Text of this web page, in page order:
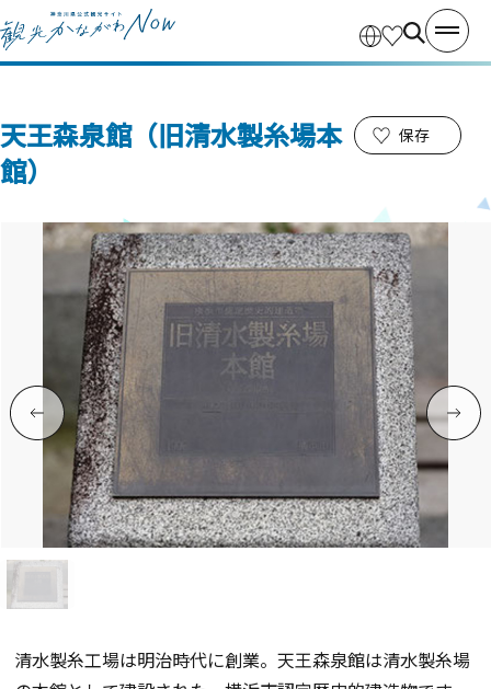
天王森泉館（旧清水製糸場本
館）
保存
清水製糸工場は明治時代に創業。天王森泉館は清水製糸場